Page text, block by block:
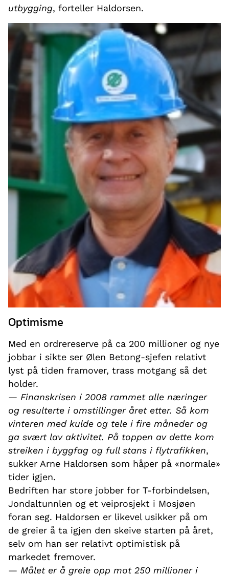
utbygging, forteller Haldorsen.
Optimisme
Med en ordrereserve på ca 200 millioner og nye
jobbar i sikte ser Ølen Betong-sjefen relativt
lyst på tiden framover, trass motgang så det
holder.
— Finanskrisen i 2008 rammet alle næringer
og resulterte i omstillinger året etter. Så kom
vinteren med kulde og tele i fire måneder og
ga svært lav aktivitet. På toppen av dette kom
streiken i byggfag og full stans i flytrafikken,
sukker Arne Haldorsen som håper på «normale»
tider igjen.
Bedriften har store jobber for T-forbindelsen,
Jondaltunnlen og et veiprosjekt i Mosjøen
foran seg. Haldorsen er likevel usikker på om
de greier å ta igjen den skeive starten på året,
selv om han ser relativt optimistisk på
markedet fremover.
— Målet er å greie opp mot 250 millioner i